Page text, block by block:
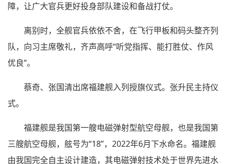
障，让广大官兵更好投身部队建设和备战打仗。
离别时，全舰官兵依依不舍，在飞行甲板和码头整齐列
队，向习主席敬礼，齐声高呼“听党指挥、能打胜仗、作风
优良”。
蔡奇、张国清出席福建舰入列授旗仪式。张升民主持仪
式。
福建舰是我国第一艘电磁弹射型航空母舰，也是我国第
三艘航空母舰，舷号为“18”，2022年6月下水命名。福建舰
由我国完全自主设计建造，其电磁弹射技术处于世界先进水